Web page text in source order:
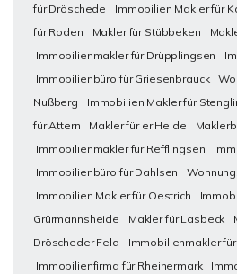
für Dröschede
Immobilien Makler für
für Roden
Makler für Stübbeken
Immobilienmakler für Drüpplingsen
Immobilienbüro für Griesenbrauck
Nußberg
Immobilien Makler für
für Attern
Makler für er Heide
Immobilienmakler für Refflingsen
Immobilienbüro für Dahlsen
Immobilien Makler für Oestrich
Grürmannsheide
Makler für Lasbeck
Dröscheder Feld
Immobilienmakler
Immobilienfirma für Rheinermark